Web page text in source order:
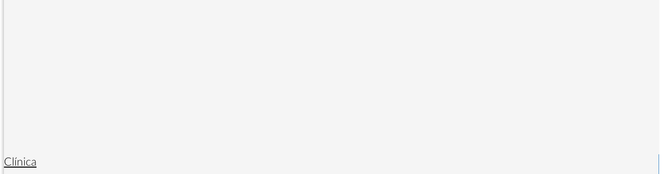
Clínica